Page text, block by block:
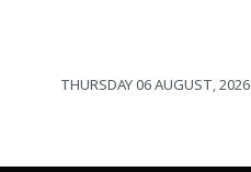
THURSDAY 06 AUGUST, 2026